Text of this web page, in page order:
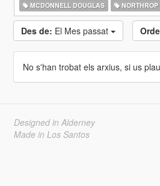
MCDONNELL DOUGLAS
Des de: El Mes passat
No s'han trobat els arxius, si us
Designed in Alderney
Made in Los Santos